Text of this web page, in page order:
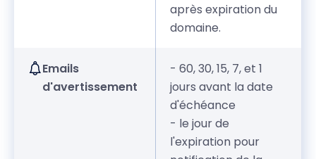
après expiration du
domaine.
Emails
d'avertissement
- 60, 30, 15, 7, et 1
jours avant la date
d'échéance
- le jour de
l'expiration pour